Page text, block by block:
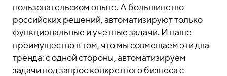
пользовательском опыте. А большинство
российских решений, автоматизируют только
функциональные и учетные задачи. И наше
преимущество в том, что мы совмещаем эти два
тренда: с одной стороны, автоматизируем
задачи под запрос конкретного бизнеса с